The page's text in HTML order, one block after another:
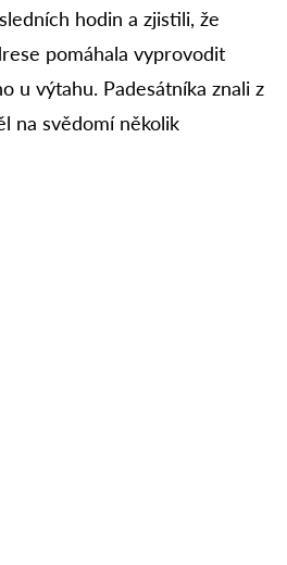
hodin a zjistili, že
pomáhala vyprovodit
u výtahu. Padesátníka znali z
na svědomí několik